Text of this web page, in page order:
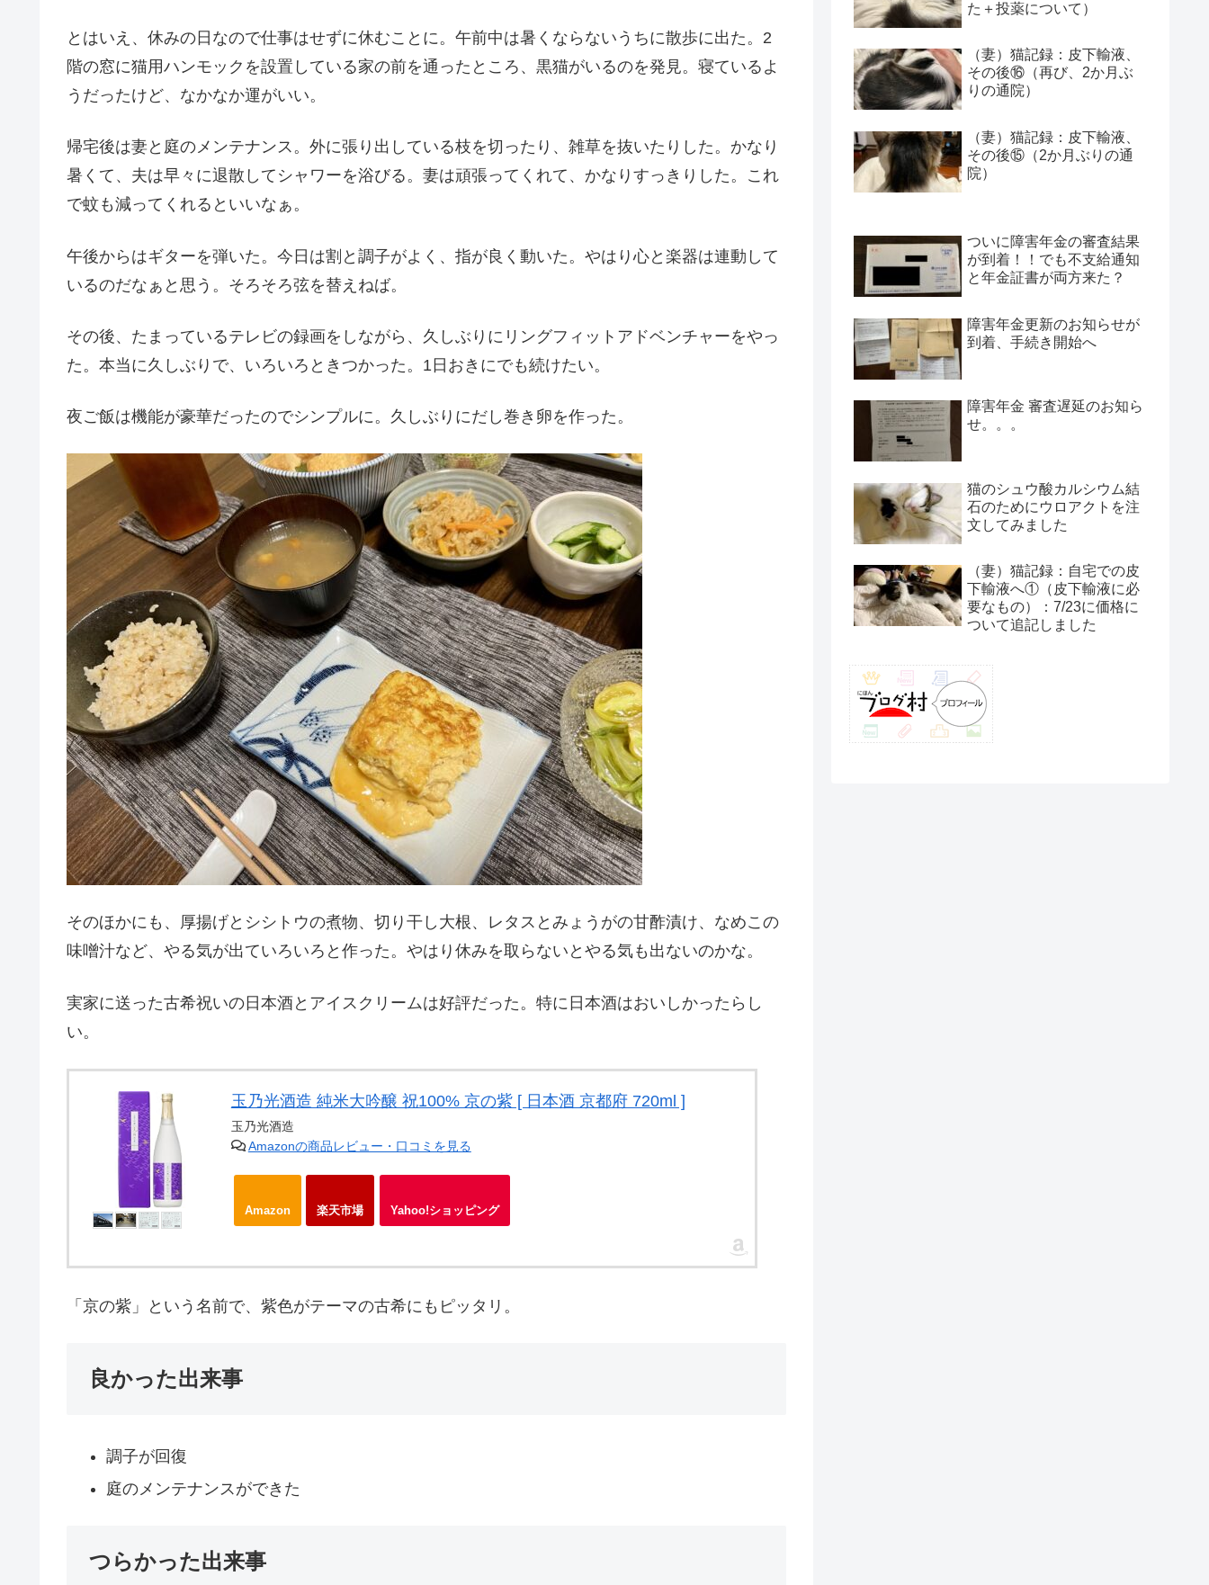
とはいえ、休みの日なので仕事はせずに休むことに。午前中は暑くならないうちに散歩に出た。2
階の窓に猫用ハンモックを設置している家の前を通ったところ、黒猫がいるのを発見。寝ているよ
うだったけど、なかなか運がいい。
帰宅後は妻と庭のメンテナンス。外に張り出している枝を切ったり、雑草を抜いたりした。かなり
暑くて、夫は早々に退散してシャワーを浴びる。妻は頑張ってくれて、かなりすっきりした。これ
で蚊も減ってくれるといいなぁ。
午後からはギターを弾いた。今日は割と調子がよく、指が良く動いた。やはり心と楽器は連動して
いるのだなぁと思う。そろそろ弦を替えねば。
その後、たまっているテレビの録画をしながら、久しぶりにリングフィットアドベンチャーをやっ
た。本当に久しぶりで、いろいろときつかった。1日おきにでも続けたい。
夜ご飯は機能が豪華だったのでシンプルに。久しぶりにだし巻き卵を作った。
そのほかにも、厚揚げとシシトウの煮物、切り干し大根、レタスとみょうがの甘酢漬け、なめこの
味噌汁など、やる気が出ていろいろと作った。やはり休みを取らないとやる気も出ないのかな。
実家に送った古希祝いの日本酒とアイスクリームは好評だった。特に日本酒はおいしかったらし
い。
玉乃光酒造 純米大吟醸 祝100% 京の紫 [ 日本酒 京都府 720ml ]
玉乃光酒造
Amazonの商品レビュー・口コミを見る
Amazon 楽天市場 Yahoo!ショッピング
「京の紫」という名前で、紫色がテーマの古希にもピッタリ。
良かった出来事
調子が回復
庭のメンテナンスができた
つらかった出来事
た＋投薬について）
（妻）猫記録：皮下輸液、
その後⑯（再び、2か月ぶ
りの通院）
（妻）猫記録：皮下輸液、
その後⑮（2か月ぶりの通
院）
ついに障害年金の審査結果
が到着！！でも不支給通知
と年金証書が両方来た？
障害年金更新のお知らせが
到着、手続き開始へ
障害年金 審査遅延のお知ら
せ。。。
猫のシュウ酸カルシウム結
石のためにウロアクトを注
文してみました
（妻）猫記録：自宅での皮
下輸液へ①（皮下輸液に必
要なもの）：7/23に価格に
ついて追記しました